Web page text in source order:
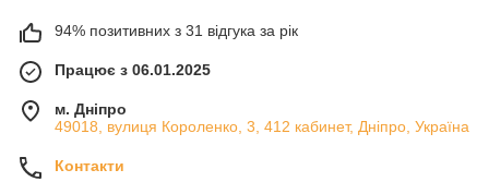
94% позитивних з 31 відгука за рік
Працює з 06.01.2025
м. Дніпро
49018, вулиця Короленко, 3, 412 кабинет, Дніпро, Україна
Контакти